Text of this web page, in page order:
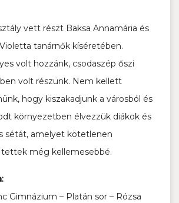
vett részt Baksa Annamária és
tanárnők kíséretében.
volt hozzánk, csodaszép őszi
volt részünk. Nem kellett
hogy kiszakadjunk a városból és
környezetben élvezzük diákok és
sétát, amelyet kötetlenen
még kellemesebbé.
Gimnázium – Platán sor – Rózsa